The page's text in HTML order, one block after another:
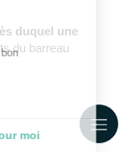
duquel une
du barreau